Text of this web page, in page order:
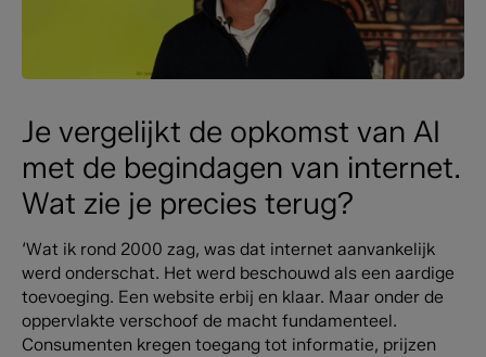
Je vergelijkt de opkomst van AI
met de begindagen van internet.
Wat zie je precies terug?
‘Wat ik rond 2000 zag, was dat internet aanvankelijk
werd onderschat. Het werd beschouwd als een aardige
toevoeging. Een website erbij en klaar. Maar onder de
oppervlakte verschoof de macht fundamenteel.
Consumenten kregen toegang tot informatie, prijzen